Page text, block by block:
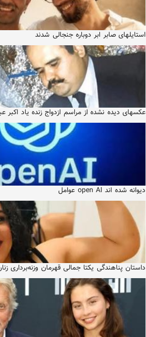
استایلهای صابر ابر دوباره جنجالی شدند
عکسهای دیده نشده از مراسم ازدواج زنده یاد اکبر
دیوانه شده اند open AI عوامل
داستان پناهندگی یکتا جمالی قهرمان وزنه‌برداری